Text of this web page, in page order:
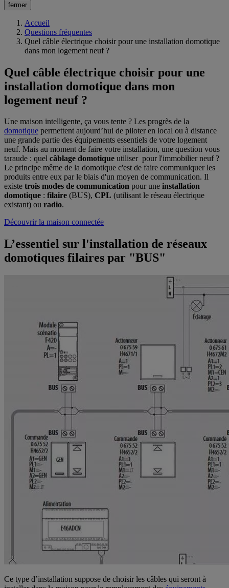
fermer
Accueil
Questions fréquentes
Quel câble électrique choisir pour une installation domotique
dans mon logement neuf ?
Quel câble électrique choisir pour une
installation domotique dans mon
logement neuf ?
Une maison intelligente, ça vous tente ? Les progrès de la
domotique permettent aujourd’hui de piloter en local ou à distance
une grande partie des équipements essentiels de votre logement
neuf. Mais au moment de faire votre installation, une question vous
taraude : quel câblage domotique utiliser pour l'immobilier neuf ?
Le principe même de la domotique c'est de faire communiquer les
produits entre eux par le biais d'un moyen de communication. Il
existe trois modes de communication pour une installation
domotique : filaire (BUS), CPL (utilisant le réseau électrique
existant) ou radio.
Découvrir la maison connectée
L’essentiel sur l'installation de réseaux
domotiques filaires par "BUS"
Ce type d’installation suppose de choisir les câbles qui seront à